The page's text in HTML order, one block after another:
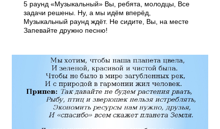
5 раунд «Музыкальный» Вы, ребята, молодцы, Все
задачи решены. Ну, а мы идём вперёд,
Музыкальный раунд ждёт. Не сидите, Вы, на месте
Запевайте дружно песню!